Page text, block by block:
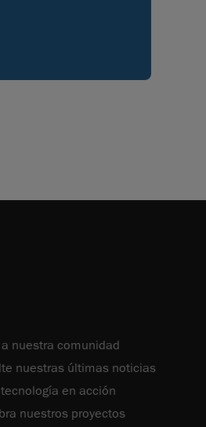
nuestra comunidad
nuestras últimas noticias
en acción
nuestros proyectos